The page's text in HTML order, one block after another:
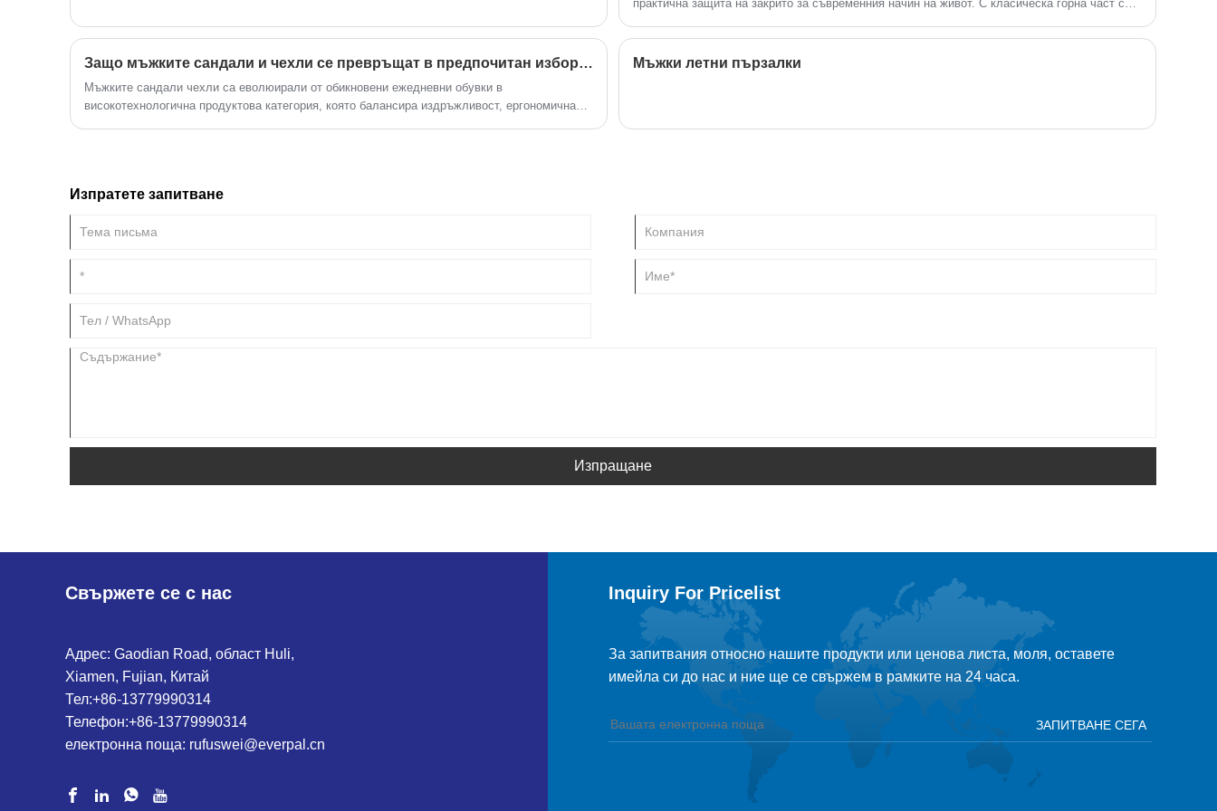
практична защита на закрито за съвременния начин на живот. С класическа горна част с
идеален баланс между простота и функционалност. Тази статия изследва техните
дизайнерски характеристики, предимства, приложения, материални предимства и
съображения за закупуване, за да помогне на купувачите да разберат защо този стил е
Защо мъжките сандали и чехли се превръщат в предпочитан избор за ежедневен комфорт и гъвкавост на открито?
Мъжките сандали чехли са еволюирали от обикновени ежедневни обувки в
високотехнологична продуктова категория, която балансира издръжливост, ергономична
потребителите: комфорт, който продължава през целия ден, лека конструкция и
компромис със стабилността.
Мъжки летни пързалки
Изпратете запитване
Изпращане
Свържете се с нас
Адрес: Gaodian Road, област Huli,
Xiamen, Fujian, Китай
Тел:+86-13779990314
Телефон:+86-13779990314
електронна поща: rufuswei@everpal.cn
Inquiry For Pricelist
За запитвания относно нашите продукти или ценова листа, моля, оставете
имейла си до нас и ние ще се свържем в рамките на 24 часа.